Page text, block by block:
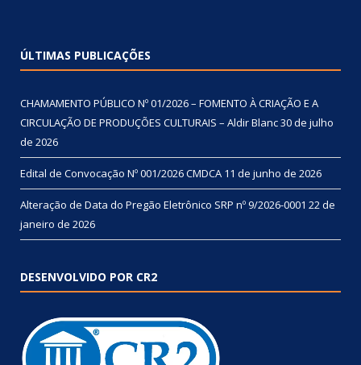
ÚLTIMAS PUBLICAÇÕES
CHAMAMENTO PÚBLICO Nº 01/2026 – FOMENTO À CRIAÇÃO E A
CIRCULAÇÃO DE PRODUÇÕES CULTURAIS – Aldir Blanc30 de julho
de 2026
Edital de Convocação Nº 001/2026 CMDCA 11 de junho de 2026
Alteração de Data do Pregão Eletrônico SRP nº 9/2026-0001 22 de
janeiro de 2026
DESENVOLVIDO POR CR2